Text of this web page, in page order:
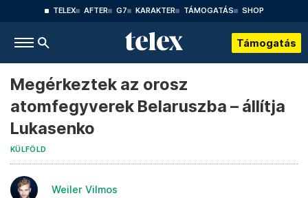
TELEX AFTER G7 KARAKTER TÁMOGATÁS SHOP
Támogatás
Megérkeztek az orosz
atomfegyverek Belaruszba – állítja
Lukasenko
KÜLFÖLD
Weiler Vilmos